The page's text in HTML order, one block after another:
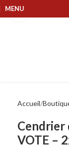
MENU
Accueil
Cendrier
VOTE –